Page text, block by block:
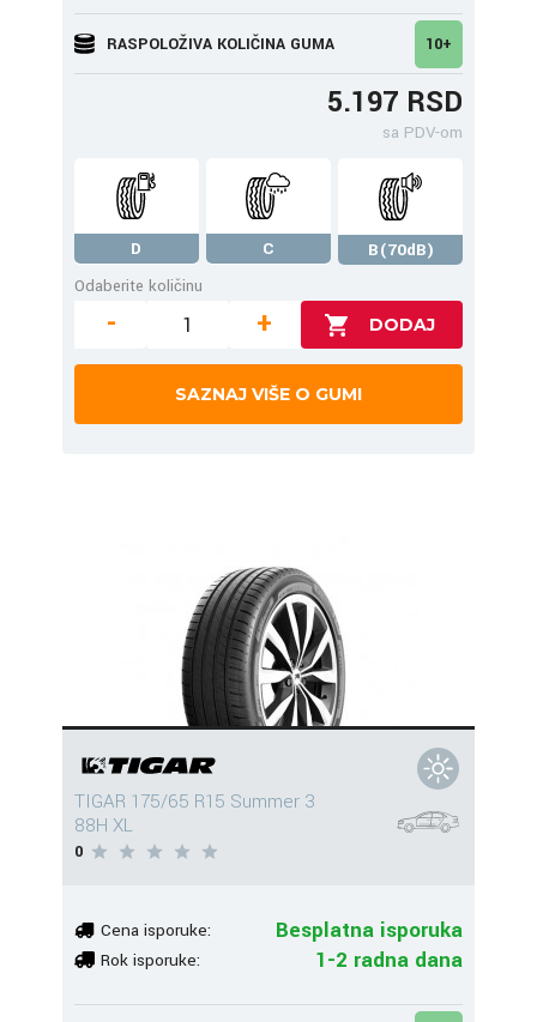
RASPOLOŽIVA KOLIČINA GUMA 10+
5.197 RSD
sa PDV-om
D C
B(70dB)
Odaberite količinu
- +
SAZNAJ VIŠE O GUMI
TIGAR 175/65 R15 Summer 3
88H XL
0
Cena isporuke: Besplatna isporuka
Rok isporuke: 1-2 radna dana